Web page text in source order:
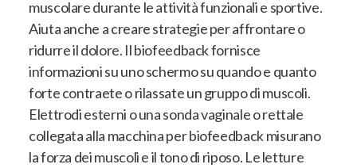
muscolare durante le attività funzionali e sportive.
Aiuta anche a creare strategie per affrontare o
ridurre il dolore. Il biofeedback fornisce
informazioni su uno schermo su quando e quanto
forte contraete o rilassate un gruppo di muscoli.
Elettrodi esterni o una sonda vaginale o rettale
collegata alla macchina per biofeedback misurano
la forza dei muscoli e il tono di riposo. Le letture